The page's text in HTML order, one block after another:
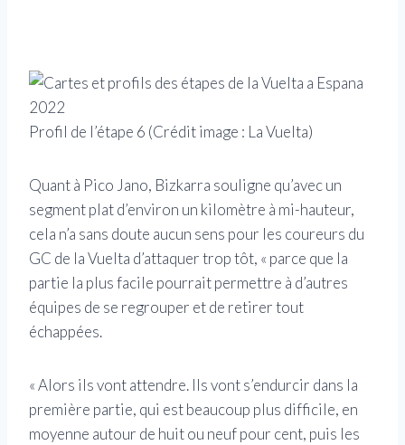
Profil de l’étape 6 (Crédit image : La Vuelta)
Quant à Pico Jano, Bizkarra souligne qu’avec un
segment plat d’environ un kilomètre à mi-hauteur,
cela n’a sans doute aucun sens pour les coureurs du
GC de la Vuelta d’attaquer trop tôt, « parce que la
partie la plus facile pourrait permettre à d’autres
équipes de se regrouper et de retirer tout
échappées.
« Alors ils vont attendre. Ils vont s’endurcir dans la
première partie, qui est beaucoup plus difficile, en
moyenne autour de huit ou neuf pour cent, puis les